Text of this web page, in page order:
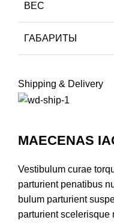
ВЕС
ГАБАРИТЫ
Shipping & Delivery
MAECENAS
Vestibulum curae
parturient penatibus
bulum parturient
parturient scelerisque